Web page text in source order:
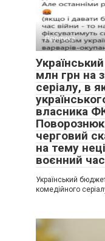
Політика
млн грн на
серіалу, в
власника
черговий
на тему
воєнний час
Український
комедійного